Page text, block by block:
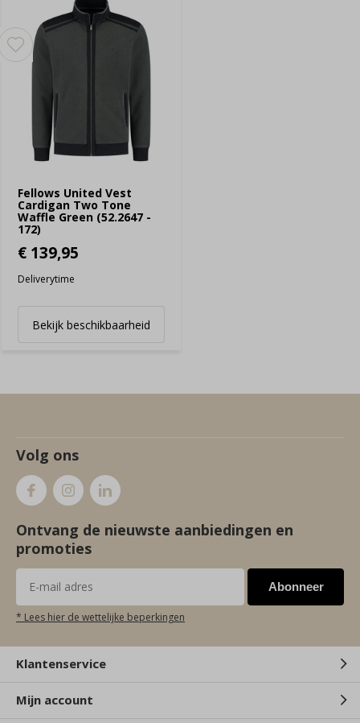
Fellows United Vest
Cardigan Two Tone
Waffle Green (52.2647 -
172)
€ 139,95
Deliverytime
Bekijk beschikbaarheid
Volg ons
Ontvang de nieuwste aanbiedingen en
promoties
Abonneer
* Lees hier de wettelijke beperkingen
Klantenservice
Mijn account